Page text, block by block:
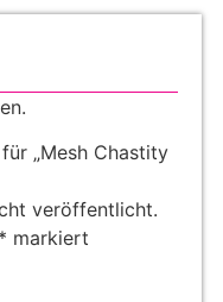
„Mesh Chastity
veröffentlicht.
* markiert